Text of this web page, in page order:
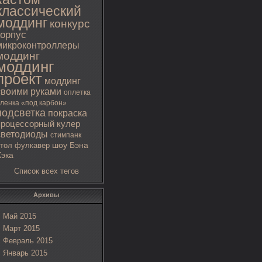
конкурс
моддинг
руками оплетка
«под карбон»
покраска
кулер
стимпанк
фулкавер шоу Бэна
Список всех тегов
Архивы
Май 2015
Март 2015
Февраль 2015
Январь 2015